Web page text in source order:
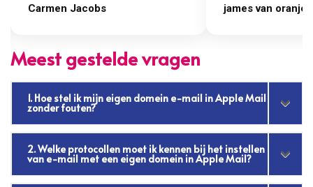
james van oranje Marcel Thijs
Meest gestelde vragen
1. Hoe stel ik mijn eigen domein e-mail in Apple Mail
zonder fouten?
2. Welke protocollen moet ik kennen bij het instellen
van e-mail met een eigen domein in Apple Mail?